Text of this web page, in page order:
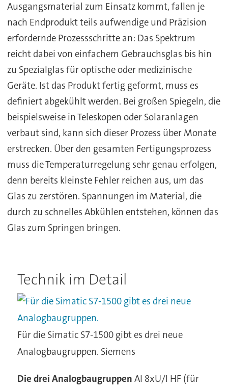
Ausgangsmaterial zum Einsatz kommt, fallen je
nach Endprodukt teils aufwendige und Präzision
erfordernde Prozessschritte an: Das Spektrum
reicht dabei von einfachem Gebrauchsglas bis hin
zu Spezialglas für optische oder medizinische
Geräte. Ist das Produkt fertig geformt, muss es
definiert abgekühlt werden. Bei großen Spiegeln, die
beispielsweise in Teleskopen oder Solaranlagen
verbaut sind, kann sich dieser Prozess über Monate
erstrecken. Über den gesamten Fertigungsprozess
muss die Temperaturregelung sehr genau erfolgen,
denn bereits kleinste Fehler reichen aus, um das
Glas zu zerstören. Spannungen im Material, die
durch zu schnelles Abkühlen entstehen, können das
Glas zum Springen bringen.
Technik im Detail
Für die Simatic S7-1500 gibt es drei neue
Analogbaugruppen. Siemens
Die drei Analogbaugruppen AI 8xU/I HF (für